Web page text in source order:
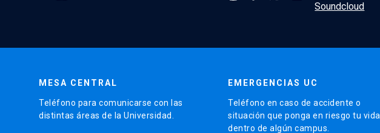
MESA CENTRAL
Teléfono para comunicarse con las
distintas áreas de la Universidad.
EMERGENCIAS UC
Teléfono en caso de accidente o
situación que ponga en riesgo tu vida
dentro de algún campus.